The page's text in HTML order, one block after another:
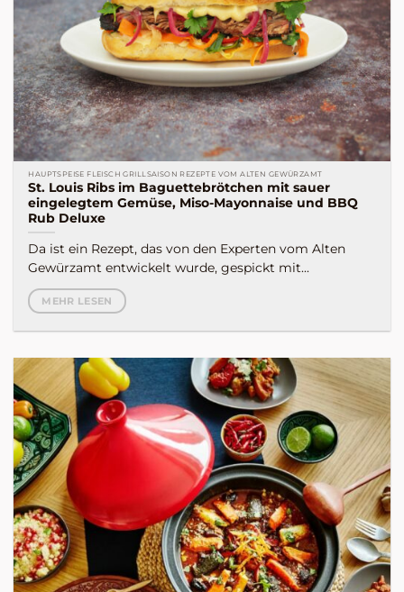
HAUPTSPEISE FLEISCH GRILLSAISON REZEPTE VOM ALTEN GEWÜRZAMT
St. Louis Ribs im Baguettebrötchen mit sauer
eingelegtem Gemüse, Miso-Mayonnaise und BBQ
Rub Deluxe
Da ist ein Rezept, das von den Experten vom Alten
Gewürzamt entwickelt wurde, gespickt mit...
MEHR LESEN